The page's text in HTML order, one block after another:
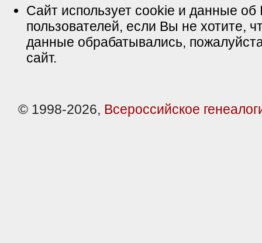
Сайт использует cookie и данные об
пользователей, если Вы не хотите,
данные обрабатывались,
сайт.
© 1998-2026, Всероссийское